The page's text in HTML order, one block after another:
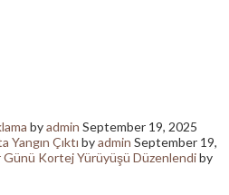
byadmin September 19, 2025
Çıktı byadmin September 19,
Günü Kortej Yürüyüşü Düzenlendiby